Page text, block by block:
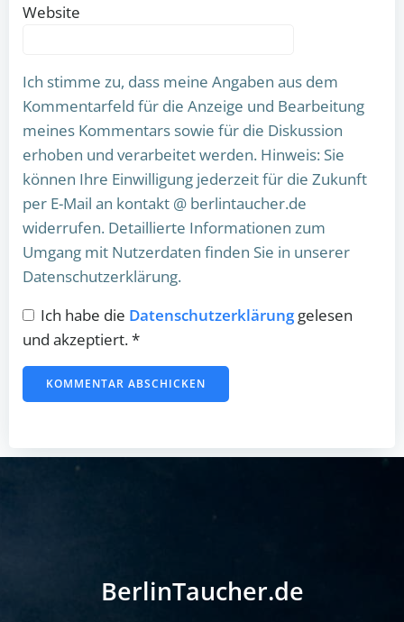
Website
Ich stimme zu, dass meine Angaben aus dem
Kommentarfeld für die Anzeige und Bearbeitung
meines Kommentars sowie für die Diskussion
erhoben und verarbeitet werden. Hinweis: Sie
können Ihre Einwilligung jederzeit für die Zukunft
per E-Mail an kontakt @ berlintaucher.de
widerrufen. Detaillierte Informationen zum
Umgang mit Nutzerdaten finden Sie in unserer
Datenschutzerklärung.
Ich habe die Datenschutzerklärunggelesen
und akzeptiert.*
BerlinTaucher.de